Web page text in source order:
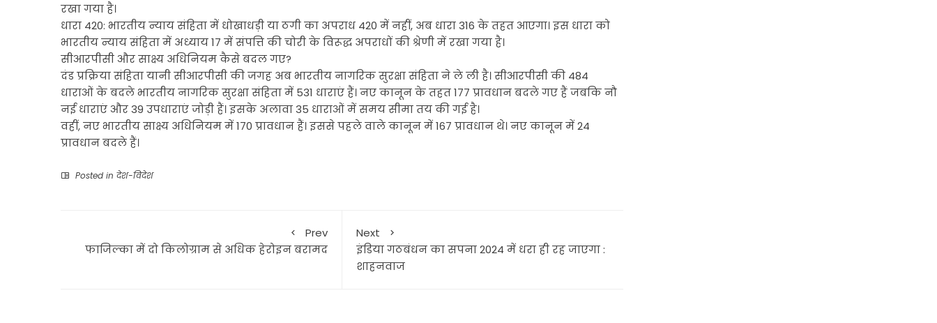
रखा गया है।
धारा 420: भारतीय न्याय संहिता में धोखाधड़ी या ठगी का अपराध 420 में नहीं, अब धारा 316 के तहत आएगा। इस धारा को
भारतीय न्याय संहिता में अध्याय 17 में संपत्ति की चोरी के विरूद्ध अपराधों की श्रेणी में रखा गया है।
सीआरपीसी और साक्ष्य अधिनियम कैसे बदल गए?
दंड प्रक्रिया संहिता यानी सीआरपीसी की जगह अब भारतीय नागरिक सुरक्षा संहिता ने ले ली है। सीआरपीसी की 484
धाराओं के बदले भारतीय नागरिक सुरक्षा संहिता में 531 धाराएं हैं। नए कानून के तहत 177 प्रावधान बदले गए हैं जबकि नौ
नई धाराएं और 39 उपधाराएं जोड़ी हैं। इसके अलावा 35 धाराओं में समय सीमा तय की गई है।
वहीं, नए भारतीय साक्ष्य अधिनियम में 170 प्रावधान हैं। इससे पहले वाले कानून में 167 प्रावधान थे। नए कानून में 24
प्रावधान बदले हैं।
Posted in देश-विदेश
Prev
फाजिल्का में दो किलोग्राम से अधिक हेरोइन बरामद
Next
इंडिया गठबंधन का सपना 2024 में धरा ही रह जाएगा :
शाहनवाज